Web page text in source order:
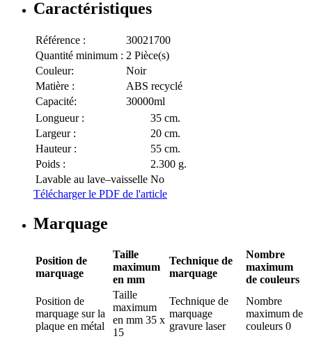
Caractéristiques
Référence :
30021700
Quantité minimum : 2 Pièce(s)
Couleur:
Noir
Matière :
ABS recyclé
Capacité:
30000ml
Longueur :
35 cm.
Largeur :
20 cm.
Hauteur :
55 cm.
Poids :
2.300 g.
Lavable au lave–vaisselle No
Télécharger le PDF de l'article
Marquage
Position de
marquage
Taille
maximum
en mm
Technique de
marquage
Nombre
maximum
de couleurs
Position de
marquage sur la
plaque en métal
Taille
maximum
en mm 35 x
15
Technique de
marquage
gravure laser
Nombre
maximum de
couleurs 0